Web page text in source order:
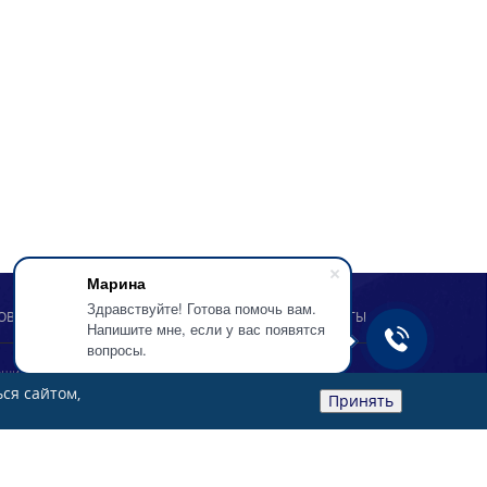
Марина
Здравствуйте! Готова помочь вам.
Напишите мне, если у вас появятся
вопросы.
СТАТЬИ АКЦИИ НОВИНКИ КОНТАКТЫ
сайтом, Принять